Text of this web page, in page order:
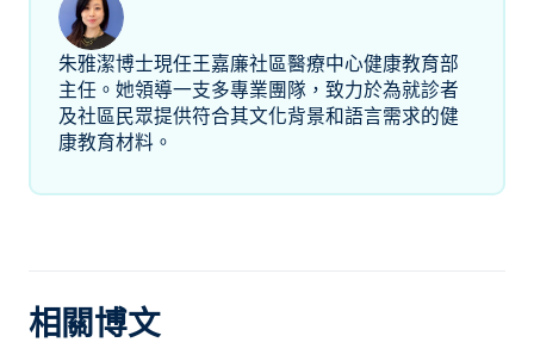
朱雅潔博士現任王嘉廉社區醫療中心健康教育部
主任。她領導一支多專業團隊，致力於為就診者
及社區民眾提供符合其文化背景和語言需求的健
康教育材料。
相關博文